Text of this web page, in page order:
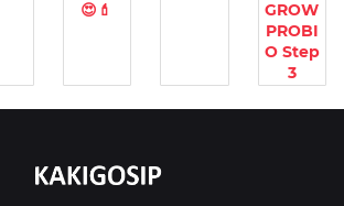
😍💄
GROW
PROBI
O Step
3